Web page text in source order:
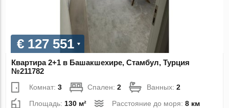
€ 127 551
Квартира 2+1 в Башакшехире, Стамбул, Турция
№211782
Комнат:3 Спален:2 Ванных:2
Площадь: 130 м² Расстояние до моря:8 км